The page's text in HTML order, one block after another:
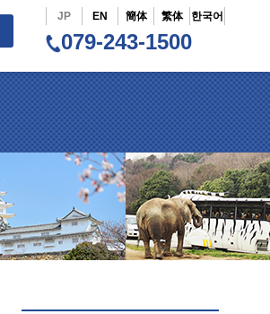
JP EN 簡体 繁体 한국어
079-243-1500